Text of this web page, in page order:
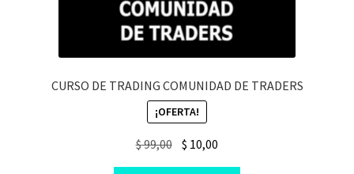
CURSO DE TRADING COMUNIDAD DE TRADERS
¡OFERTA!
$99,00 Original
price
$ 10,00
price